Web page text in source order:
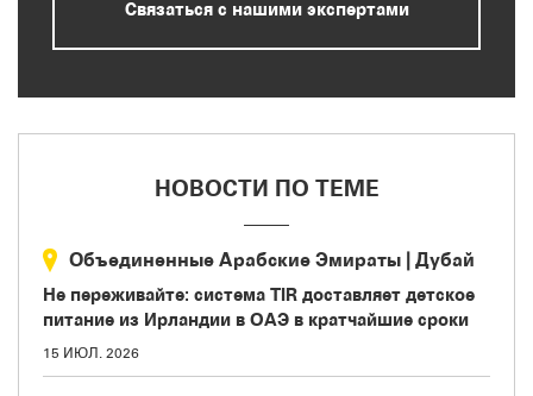
Связаться с нашими экспертами
НОВОСТИ ПО ТЕМЕ
Объединенные Арабские Эмираты | Дубай
Не переживайте: система TIR доставляет детское
питание из Ирландии в ОАЭ в кратчайшие сроки
15 ИЮЛ. 2026